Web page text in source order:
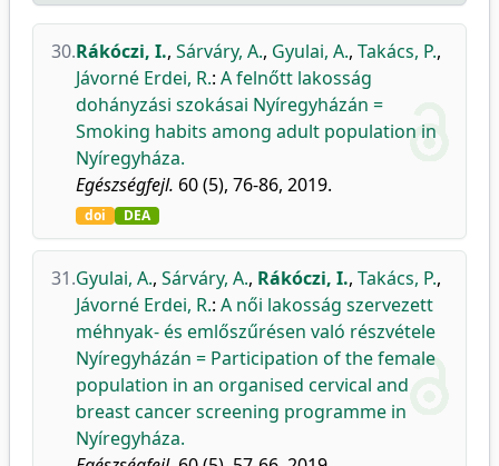
30.Rákóczi, I., Sárváry, A., Gyulai, A., Takács, P.,
Jávorné Erdei, R.: A felnőtt lakosság
dohányzási szokásai Nyíregyházán =
Smoking habits among adult population in
Nyíregyháza.
Egészségfejl. 60 (5), 76-86, 2019.
doi DEA
31.Gyulai, A., Sárváry, A., Rákóczi, I., Takács, P.,
Jávorné Erdei, R.: A női lakosság szervezett
méhnyak- és emlőszűrésen való részvétele
Nyíregyházán = Participation of the female
population in an organised cervical and
breast cancer screening programme in
Nyíregyháza.